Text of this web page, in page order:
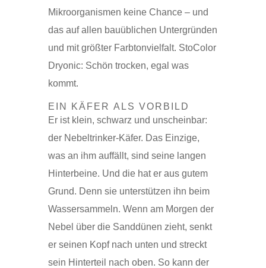
Mikroorganismen keine Chance – und
das auf allen bauüblichen Untergründen
und mit größter Farbtonvielfalt. StoColor
Dryonic: Schön trocken, egal was
kommt.
EIN KÄFER ALS VORBILD
Er ist klein, schwarz und unscheinbar:
der Nebeltrinker-Käfer. Das Einzige,
was an ihm auffällt, sind seine langen
Hinterbeine. Und die hat er aus gutem
Grund. Denn sie unterstützen ihn beim
Wassersammeln. Wenn am Morgen der
Nebel über die Sanddünen zieht, senkt
er seinen Kopf nach unten und streckt
sein Hinterteil nach oben. So kann der